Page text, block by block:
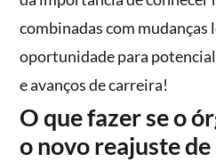
combinadas com
oportunidade para
e avanços de carreira!
O que fazer se o
o novo reajuste